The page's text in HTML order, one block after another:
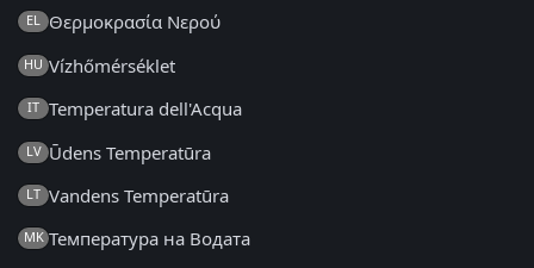
EL Θερμοκρασία Νερού
HU Vízhőmérséklet
IT Temperatura dell'Acqua
LV Ūdens Temperatūra
LT Vandens Temperatūra
MK Температура на Водата